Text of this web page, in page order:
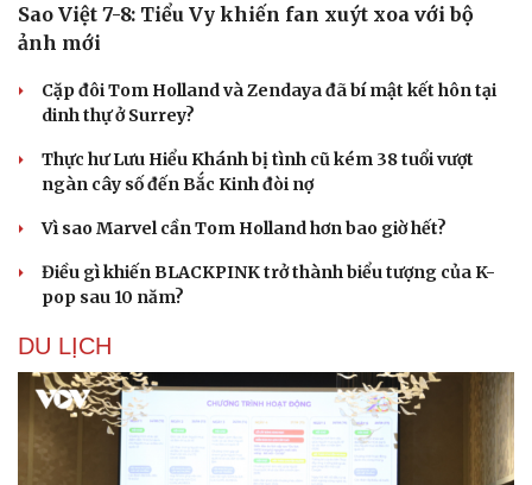
Văn hóa
Sân khấu - Điện ảnh
Văn học
Âm nhạc
Di sản
Giải trí
Thời trang
Sao Việt
Sao Việt 7-8: Tiểu Vy khiến fan xuýt xoa với bộ
ảnh mới
Cặp đôi Tom Holland và Zendaya đã bí mật kết hôn tại
dinh thự ở Surrey?
Thực hư Lưu Hiểu Khánh bị tình cũ kém 38 tuổi vượt
ngàn cây số đến Bắc Kinh đòi nợ
Vì sao Marvel cần Tom Holland hơn bao giờ hết?
Điều gì khiến BLACKPINK trở thành biểu tượng của K-
pop sau 10 năm?
DU LỊCH